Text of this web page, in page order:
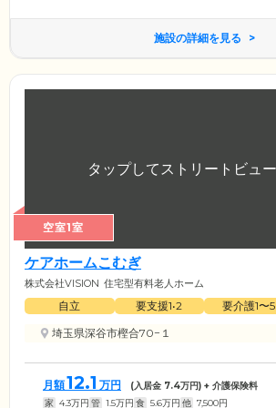
施設の詳細を見る
空室1室
ケアホームこむぎ
株式会社VISION 住宅型有料老人ホーム
自立 要支援1•2 要介護1〜5
埼玉県深谷市樫合70−１
月額12.1 万円 (入居金 7.4万円) + 介護保険料
家 4.3万円 管 1.5万円 食 5.6万円 他 7,500円